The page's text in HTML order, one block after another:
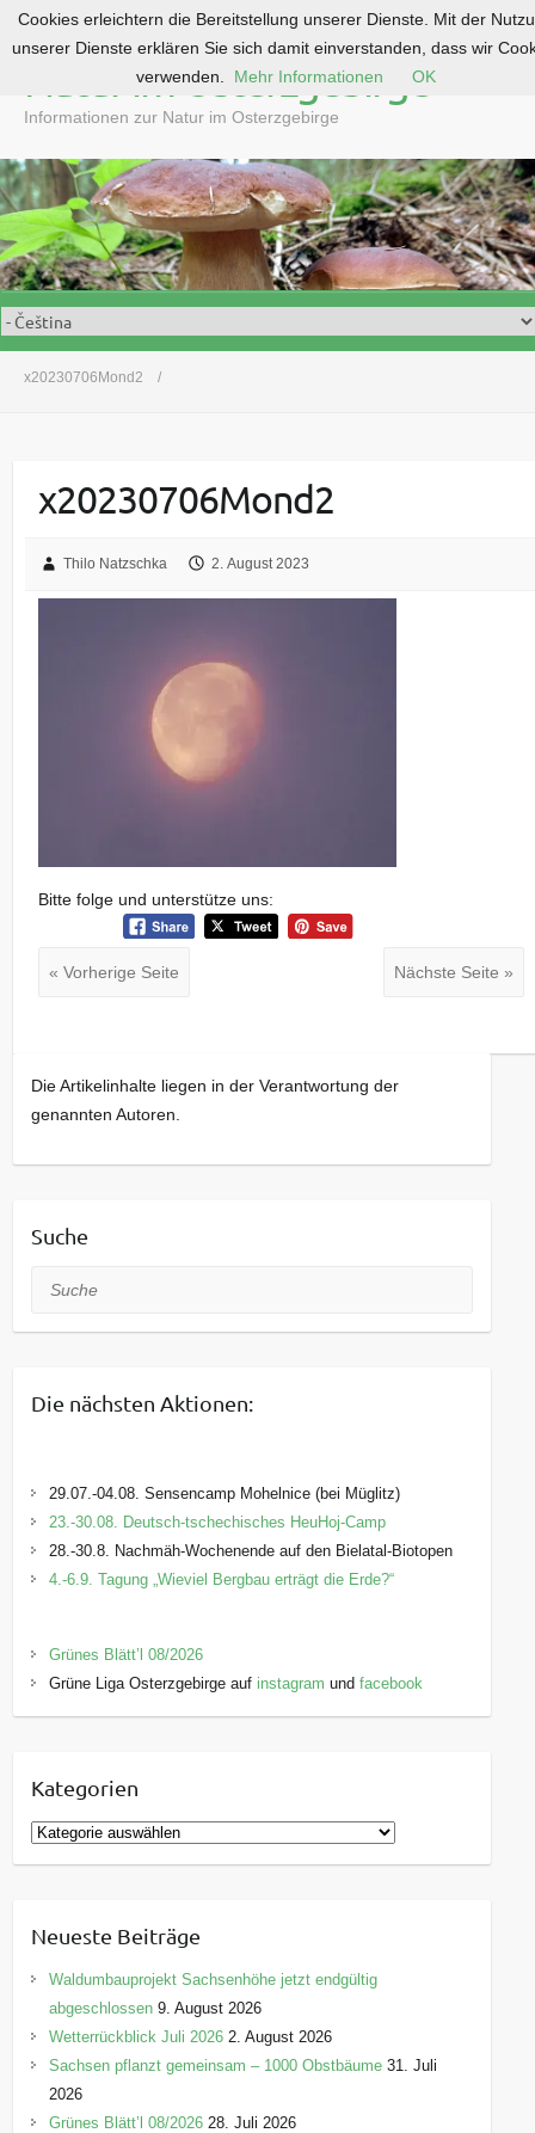
o
c
o
n
t
e
n
Natur im Osterzgebirge
Informationen zur Natur im Osterzgebirge
x20230706Mond2
x20230706Mond2
Thilo Natzschka 2. August 2023
Bitte folge und unterstütze uns:
« Vorherige Seite Nächste Seite »
Die Artikelinhalte liegen in der Verantwortung der
genannten Autoren.
Suche
Suche
Die nächsten Aktionen:
29.07.-04.08. Sensencamp Mohelnice (bei Müglitz)
23.-30.08. Deutsch-tschechisches HeuHoj-Camp
28.-30.8. Nachmäh-Wochenende auf den Bielatal-Biotopen
4.-6.9. Tagung „Wieviel Bergbau erträgt die Erde?“
Grünes Blätt’l 08/2026
Grüne Liga Osterzgebirge auf instagram undfacebook
Kategorien
K
a
g
o
i
e
Neueste Beiträge
Waldumbauprojekt Sachsenhöhe jetzt endgültig
abgeschlossen 9. August 2026
Wetterrückblick Juli 2026 2. August 2026
Sachsen pflanzt gemeinsam – 1000 Obstbäume 31. Juli
2026
Grünes Blätt’l 08/2026 28. Juli 2026
Cookies erleichtern die Bereitstellung unserer Dienste. Mit der
unserer Dienste erklären Sie sich damit einverstanden, dass wir
verwenden.
Mehr Informationen OK